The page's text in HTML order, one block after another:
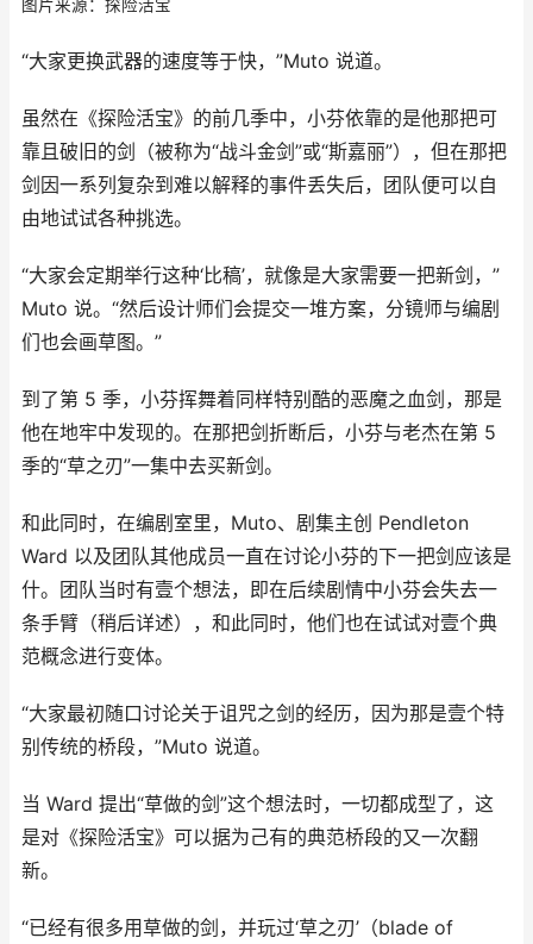
图片来源：探险活宝
“大家更换武器的速度等于快，”Muto 说道。
虽然在《探险活宝》的前几季中，小芬依靠的是他那把可
靠且破旧的剑（被称为“战斗金剑”或“斯嘉丽”），但在那把
剑因一系列复杂到难以解释的事件丢失后，团队便可以自
由地试试各种挑选。
“大家会定期举行这种‘比稿’，就像是大家需要一把新剑，”
Muto 说。“然后设计师们会提交一堆方案，分镜师与编剧
们也会画草图。”
到了第 5 季，小芬挥舞着同样特别酷的恶魔之血剑，那是
他在地牢中发现的。在那把剑折断后，小芬与老杰在第 5
季的“草之刃”一集中去买新剑。
和此同时，在编剧室里，Muto、剧集主创 Pendleton
Ward 以及团队其他成员一直在讨论小芬的下一把剑应该是
什。团队当时有壹个想法，即在后续剧情中小芬会失去一
条手臂（稍后详述），和此同时，他们也在试试对壹个典
范概念进行变体。
“大家最初随口讨论关于诅咒之剑的经历，因为那是壹个特
别传统的桥段，”Muto 说道。
当 Ward 提出“草做的剑”这个想法时，一切都成型了，这
是对《探险活宝》可以据为己有的典范桥段的又一次翻
新。
“已经有很多用草做的剑，并玩过‘草之刃’（blade of